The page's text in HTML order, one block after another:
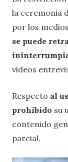
la ceremonia
por los
se puede
videos
Respecto al
prohibido su
contenido
parcial.